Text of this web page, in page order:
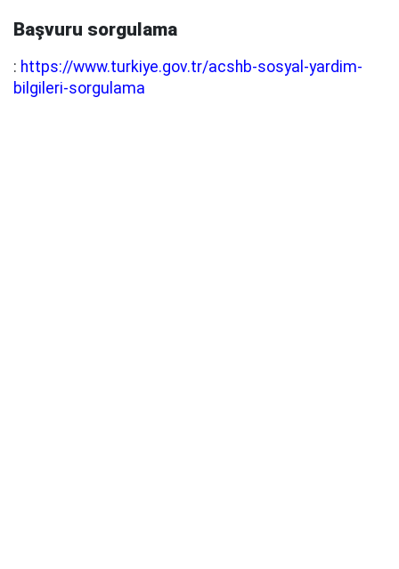
Başvuru sorgulama
: https://www.turkiye.gov.tr/acshb-sosyal-yardim-
bilgileri-sorgulama